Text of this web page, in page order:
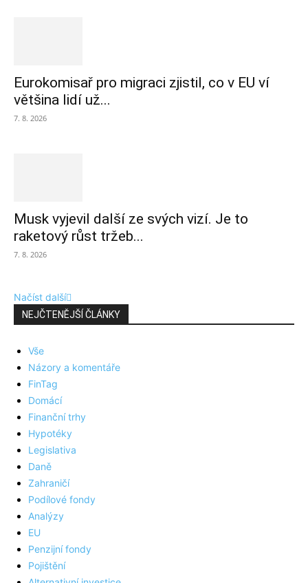
Eurokomisař pro migraci zjistil, co v EU ví
většina lidí už...
7. 8. 2026
Musk vyjevil další ze svých vizí. Je to
raketový růst tržeb...
7. 8. 2026
Načíst další
NEJČTENĚJŠÍ ČLÁNKY
Vše
Názory a komentáře
FinTag
Domácí
Finanční trhy
Hypotéky
Legislativa
Daně
Zahraničí
Podílové fondy
Analýzy
EU
Penzijní fondy
Pojištění